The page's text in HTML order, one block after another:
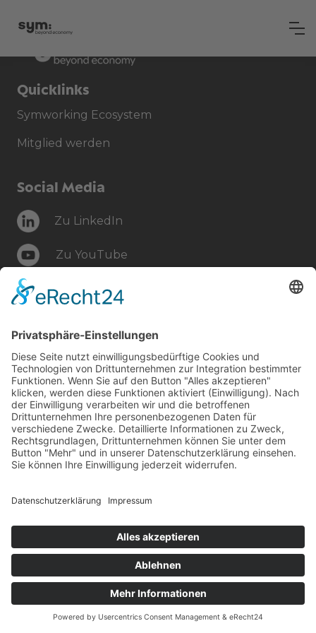
Quicklinks
Symworking Ecosystem
Mitglied werden
Social Media
Zu LinkedIn
Zu YouTube
Impressum
Datenschutzerklärung
© 2024 Sym GmbH